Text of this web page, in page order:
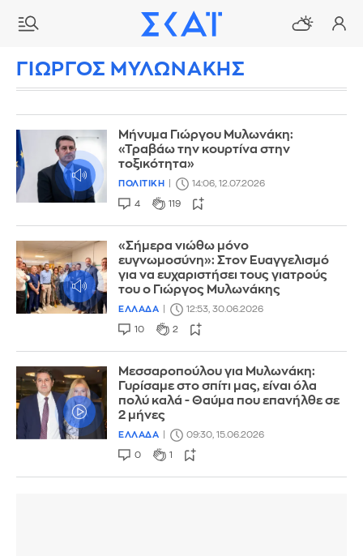
ΓΙΩΡΓΟΣ ΜΥΛΩΝΑΚΗΣ
Μήνυμα Γιώργου Μυλωνάκη:
«Τραβάω την κουρτίνα στην
τοξικότητα»
ΠΟΛΙΤΙΚΗ 14:06, 12.07.2026
4 119
«Σήμερα νιώθω μόνο
ευγνωμοσύνη»: Στον Ευαγγελισμό
για να ευχαριστήσει τους γιατρούς
του ο Γιώργος Μυλωνάκης
ΕΛΛΑΔΑ 12:53, 30.06.2026
10 2
Μεσσαροπούλου για Μυλωνάκη:
Γυρίσαμε στο σπίτι μας, είναι όλα
πολύ καλά - Θαύμα που επανήλθε σε
2 μήνες
ΕΛΛΑΔΑ 09:30, 15.06.2026
0 1